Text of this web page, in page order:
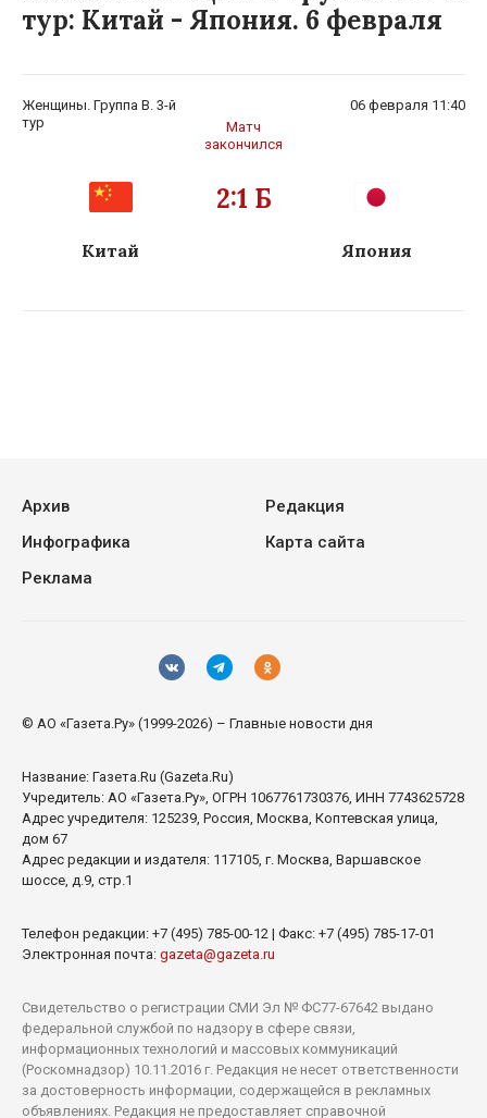
тур: Китай - Япония. 6 февраля
Женщины. Группа B. 3-й
тур
Матч
закончился
06 февраля 11:40
Китай
2:1 Б
Япония
Архив
Редакция
Инфографика
Карта сайта
Реклама
© АО «Газета.Ру» (1999-2026) – Главные новости дня
Название: Газета.Ru (Gazeta.Ru)
Учредитель: АО «Газета.Ру», ОГРН 1067761730376, ИНН 7743625728
Адрес учредителя: 125239, Россия, Москва, Коптевская улица,
дом 67
Адрес редакции и издателя: 117105, г. Москва, Варшавское
шоссе, д.9, стр.1
Телефон редакции: +7 (495) 785-00-12 | Факс: +7 (495) 785-17-01
Электронная почта: gazeta@gazeta.ru
Свидетельство о регистрации СМИ Эл № ФС77-67642 выдано
федеральной службой по надзору в сфере связи,
информационных технологий и массовых коммуникаций
(Роскомнадзор) 10.11.2016 г. Редакция не несет ответственности
за достоверность информации, содержащейся в рекламных
объявлениях. Редакция не предоставляет справочной